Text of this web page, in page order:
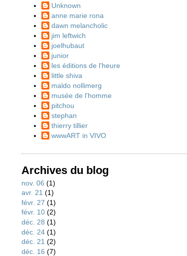
Unknown
anne marie rona
dawn melancholic
jim leftwich
joelhubaut
junior
les éditions de l'heure
little shiva
maldo nollimerg
musée de l'homme
pitchou
stephan
thierry tillier
wwwART in VIVO
Archives du blog
nov. 06 (1)
avr. 21 (1)
févr. 27 (1)
févr. 10 (2)
déc. 28 (1)
déc. 24 (1)
déc. 21 (2)
déc. 16 (7)